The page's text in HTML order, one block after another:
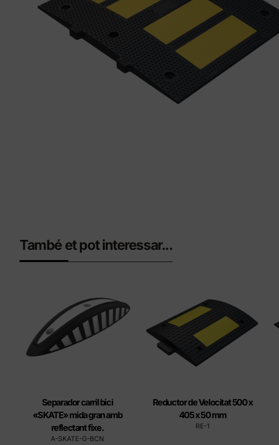
tapes
Productes Eco-Friendly
També et pot interessar...
Separador carril bici
«SKATE» mida gran amb
reflectant fixe.
A-SKATE-G-BCN
Reductor de Velocitat 500 x
405 x 50 mm
RE-1